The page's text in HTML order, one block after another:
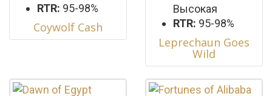
RTR: 95-98%
Coywolf Cash
Высокая
RTR: 95-98%
Leprechaun Goes
Wild